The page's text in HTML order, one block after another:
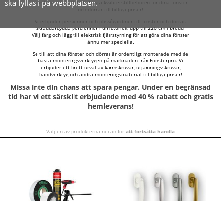
ska fyllas i på webbplatsen.
högsta kvalitet. Välj de bästa kvalitetstillbehören för dina fönster
Skräddarsydda persienner i din storlek, upp till 220 cm i bredd.
Välj färg och lägg till elektrisk fjärrstyrning för att göra dina fönster
ännu mer speciella.
Se till att dina fönster och dörrar är ordentligt monterade med de
bästa monteringsverktygen på marknaden från Fönsterpro. Vi
erbjuder ett brett urval av karmskruvar, utjämningsskruvar,
handverktyg och andra monteringsmaterial till billiga priser!
Missa inte din chans att spara pengar. Under en begränsad
tid har vi ett särskilt erbjudande med 40 % rabatt och gratis
hemleverans!
Välj en av produkterna nedan för att fortsätta handla